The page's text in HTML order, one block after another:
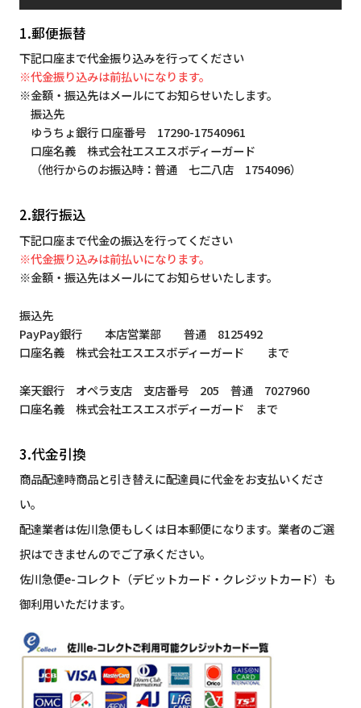
1.郵便振替
下記口座まで代金振り込みを行ってください
※代金振り込みは前払いになります。
※金額・振込先はメールにてお知らせいたします。
振込先
ゆうちょ銀行 口座番号 17290-17540961
口座名義 株式会社エスエスボディーガード
（他行からのお振込時：普通 七二八店 1754096）
2.銀行振込
下記口座まで代金の振込を行ってください
※代金振り込みは前払いになります。
※金額・振込先はメールにてお知らせいたします。
振込先
PayPay銀行 本店営業部 普通 8125492
口座名義 株式会社エスエスボディーガード まで
楽天銀行 オペラ支店 支店番号 205 普通 7027960
口座名義 株式会社エスエスボディーガード まで
3.代金引換
商品配達時商品と引き替えに配達員に代金をお支払いくださ
い。
配達業者は佐川急便もしくは日本郵便になります。業者のご選
択はできませんのでご了承ください。
佐川急便e-コレクト（デビットカード・クレジットカード）も
御利用いただけます。